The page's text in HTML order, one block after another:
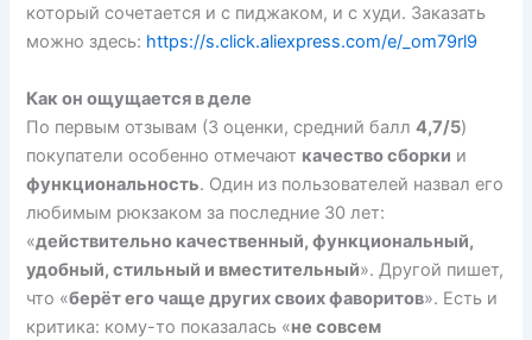
который сочетается и с пиджаком, и с худи. Заказать
можно здесь: https://s.click.aliexpress.com/e/_om79rl9
Как он ощущается в деле
По первым отзывам (3 оценки, средний балл4,7/5)
покупатели особенно отмечают качество сборки и
функциональность. Один из пользователей назвал его
любимым рюкзаком за последние 30 лет:
«действительно качественный, функциональный,
удобный, стильный и вместительный». Другой пишет,
что «берёт его чаще других своих фаворитов». Есть и
критика: кому-то показалась «не совсем